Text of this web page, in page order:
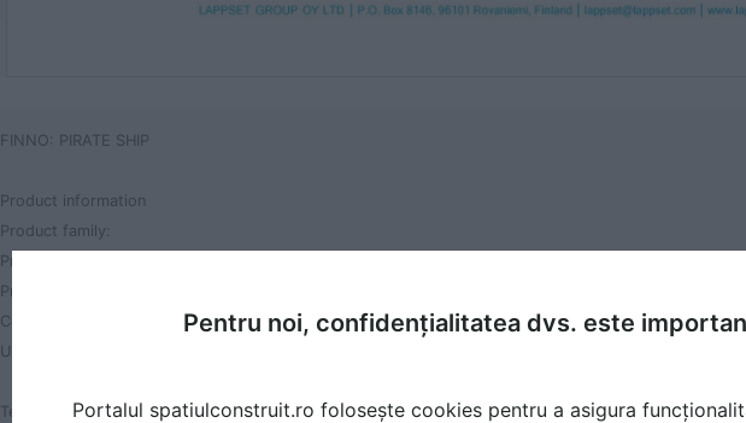
FINNO: PIRATE SHIP
Product information
Product family:
Product name:
Product code:
Certificates:
User age:
Technical information
Pentru noi, confidențialitatea dvs. este
Portalul spatiulconstruit.ro folosește cookies pentru a asigura